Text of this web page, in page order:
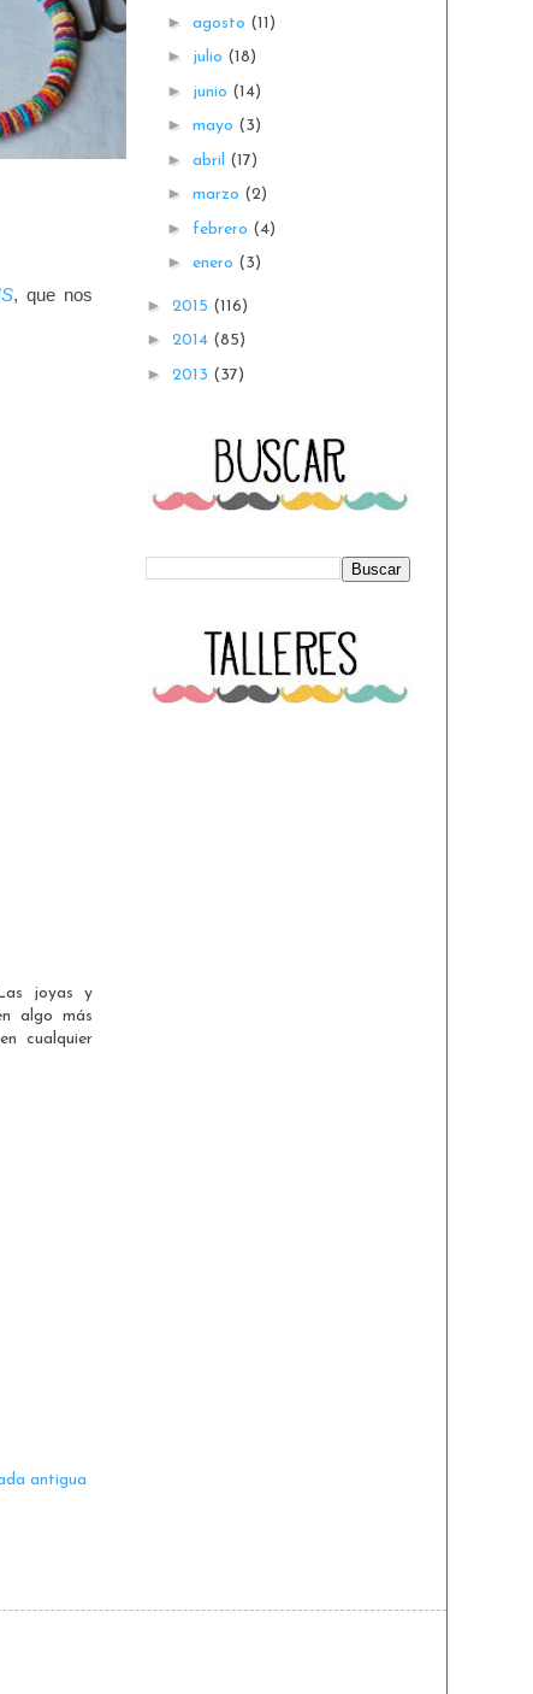
, que nos
joyas y
algo más
cualquier
antigua
► agosto (11)
► julio (18)
► junio (14)
► mayo (3)
► abril (17)
► marzo (2)
► febrero (4)
► enero (3)
► 2015 (116)
► 2014 (85)
► 2013 (37)